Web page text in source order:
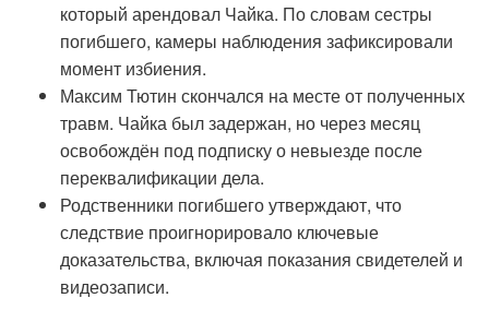
который арендовал Чайка. По словам сестры
погибшего, камеры наблюдения зафиксировали
момент избиения.
Максим Тютин скончался на месте от полученных
травм. Чайка был задержан, но через месяц
освобождён под подписку о невыезде после
переквалификации дела.
Родственники погибшего утверждают, что
следствие проигнорировало ключевые
доказательства, включая показания свидетелей и
видеозаписи.